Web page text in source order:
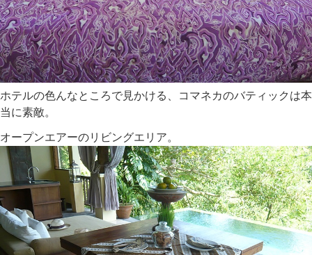
ホテルの色んなところで見かける、コマネカのバティックは本
当に素敵。
オープンエアーのリビングエリア。